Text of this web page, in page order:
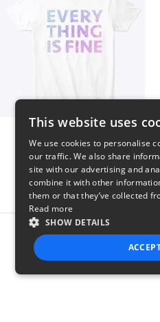
Report
This website uses
We use cookies to personalise
our traffic. We also share
site with our advertising and
combine it with other
them or that they’ve collected
Read more
SHOW DETAILS
STRICTLY NECESSARY